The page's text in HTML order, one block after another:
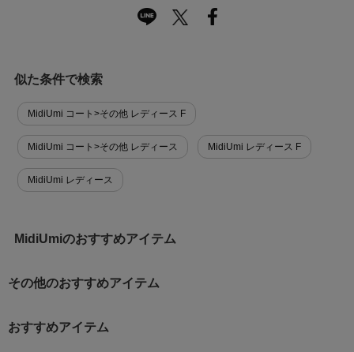
似た条件で検索
MidiUmi コート>その他 レディース F
MidiUmi コート>その他 レディース MidiUmi レディース F
MidiUmi レディース
MidiUmiのおすすめアイテム
その他のおすすめアイテム
おすすめアイテム